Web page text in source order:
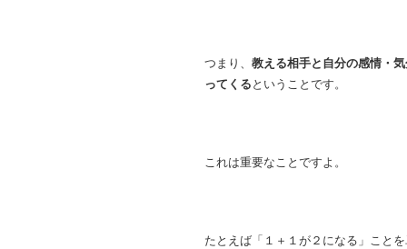
つまり、 教える相手と自分の感情・
ってくるということです。
これは重要なことですよ。
たとえば「１＋１が２になる」こと